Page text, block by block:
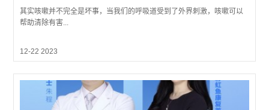
其实咳嗽并不完全是坏事，当我们的呼吸道受到了外界刺激，咳嗽可以
帮助清除有害...
12-22 2023